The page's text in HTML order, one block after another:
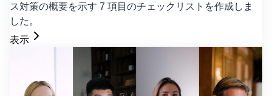
ス対策の概要を示す 7 項目のチェックリストを作成しま
した。
表示